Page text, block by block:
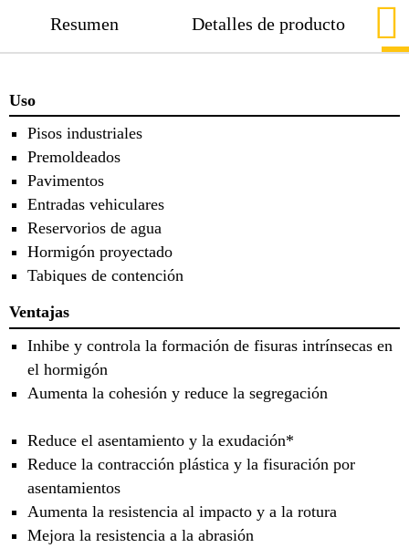
Resumen Detalles de producto
Uso
Pisos industriales
Premoldeados
Pavimentos
Entradas vehiculares
Reservorios de agua
Hormigón proyectado
Tabiques de contención
Ventajas
Inhibe y controla la formación de fisuras intrínsecas en
el hormigón
Aumenta la cohesión y reduce la segregación
Reduce el asentamiento y la exudación*
Reduce la contracción plástica y la fisuración por
asentamientos
Aumenta la resistencia al impacto y a la rotura
Mejora la resistencia a la abrasión